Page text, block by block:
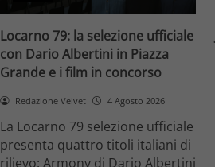
Locarno 79: la selezione ufficiale
con Dario Albertini in Piazza
Grande e i film in concorso
Redazione Velvet 4 Agosto 2026
La Locarno 79 selezione ufficiale
presenta quattro titoli italiani di
rilievo: Armony di Dario Albertini